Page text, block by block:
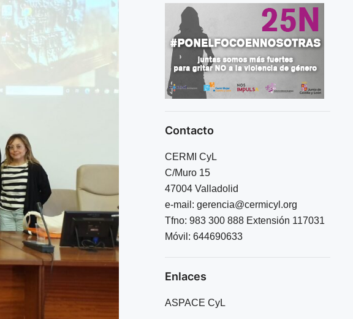
Contacto
CERMI CyL
C/Muro 15
47004 Valladolid
e-mail: gerencia@cermicyl.org
Tfno: 983 300 888 Extensión 117031
Móvil: 644690633
Enlaces
ASPACE CyL